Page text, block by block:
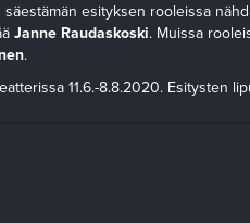
esityksen rooleissa
Janne Raudaskoski. Muissa
.
11.6.-8.8.2020. Esitysten